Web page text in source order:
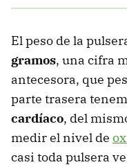
El peso de la
gramos, una cifra
antecesora, que
parte trasera
cardíaco, del
medir el nivel de
casi toda pulsera